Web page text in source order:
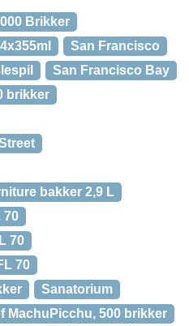
Brikker
San Francisco
San Francisco Bay
brikker
bakker 2,9 L
70
70
70
Sanatorium
MachuPicchu, 500 brikker